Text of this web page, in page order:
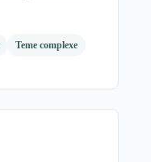
Teme complexe